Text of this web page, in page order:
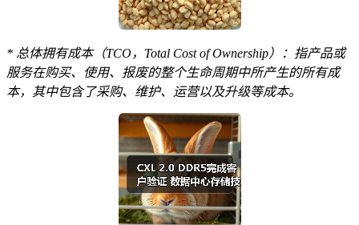
* 总体拥有成本（TCO，Total Cost of Ownership）：指产品或
服务在购买、使用、报废的整个生命周期中所产生的所有成
本，其中包含了采购、维护、运营以及升级等成本。